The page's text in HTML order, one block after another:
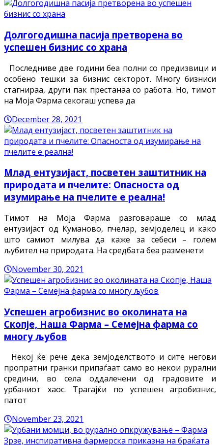
Долгогодишна пасија претворена во
успешен бизнис со храна
Последниве две години беа полни со предизвици и
особено тешки за бизнис секторот. Многу бизниси
стагнираа, други пак престанаа со работа. Но, тимот
на Моја Фарма секогаш успева да
December 28, 2021
Млад ентузијаст, посветен заштитник на
природата и пчелите: Опасноста од
изумирање на пчелите е реална!
Тимот на Моја Фарма разговараше со млад
ентузијаст од Куманово, пчелар, земјоделец и како
што самиот милува да каже за себеси – голем
љубител на природата. На средбата беа разменети
November 30, 2021
Успешен агробизнис во околината на
Скопје, Наша Фарма – Семејна фарма со
многу љубов
Некој ќе рече дека земјоделството и сите негови
пропратни гранки припаѓаат само во некои рурални
средини, во села оддалечени од градовите и
урбаниот хаос. Трагајќи по успешен агробизнис,
патот
November 23, 2021